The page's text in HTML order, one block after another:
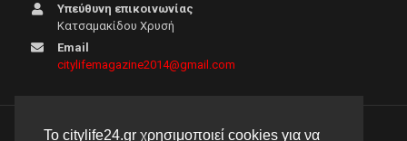
Το citylife24.gr χρησιμοποιεί cookies για να
Υπεύθυνη επικοινωνίας
Κατσαμακίδου Χρυσή
Email
citylifemagazine2014@gmail.com